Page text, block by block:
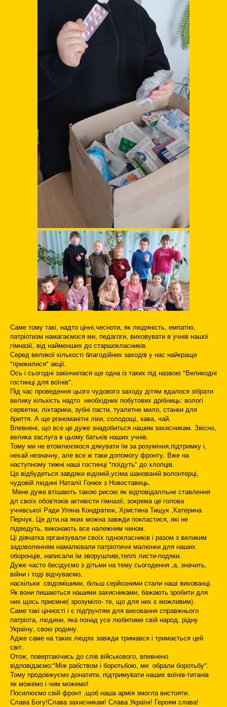
Саме тому такі, надто цінні,чесноти, як людяність, емпатію,
патріотизм намагаємося ми, педагоги, виховувати в учнів нашої
гімназії, від найменших до старшокласників.
Серед великої кількості благодійних заходів у нас найкраще
"прижилися" акції.
Ось і сьогодні закінчилася ще одна із таких під назвою "Великодні
гостинці для воїнів".
Під час проведення цього чудового заходу дітям вдалося зібрати
велику кількість надто необхідних побутових дрібниць: вологі
серветки, ліхтарики, зубні пасти, туалетне мило, станки для
бриття. А ще різноманітні ліки, солодощі, кава, чай.
Впевнені, що все це дуже знадобиться нашим захисникам. Звісно,
велика заслуга в цьому батьків наших учнів.
Тому ми не втомлюємося дякувати їм за розуміння,підтримку і,
нехай незначну, але все ж таки допомогу фронту. Вже на
наступному тижні наші гостинці "поїдуть" до хлопців.
Це відбудеться завдяки відомій,усіма шанованій волонтерці,
чудовій людині Наталії Гонюк з Новоставець.
Мене дуже втішають такою рисою як відповідалльне ставлення
дл своїх обов'язків активісти гімназії, зокрема це голова
учнівської Ради Уляна Кондратюк, Христина Тищук ,Катерина
Перчук. Це діти,на яких можна завжди покластися, які не
підведуть, виконають все належним чином.
Ці дівчатка організували своїх однокласників і разом з великим
задоволенням намалювали патріотичні малюнки для наших
оборонців, написали їм зворушливі,теплі листи-подяки.
Дуже часто бесідуємо з дітьми на тему сьогодення ,а, значить,
війни і тоді відчуваємо,
наскільки свідомішими, більш серйозними стали наші вихованці.
Як вони пишаються нашими захисниками, бажають зробити для
них щось приємне( зрозуміло- те, що для них є можливим).
Саме такі цінності і є підґрунтям для виховання справжнього
патріота, людини, яка понад усе любитиме свій народ, рідну
Україну, свою родину.
Адже саме на таких людях завжди тримався і тримається цей
світ.
Отож, повертаючись до слів військового, впевнено
відповідаємо:"Між рабством і боротьбою, ми обрали боротьбу".
Тому продовжуємо донатити, підтримувати наших воїнів-титанів
як можемо і чим можемо!
Посилюємо свій фронт ,щоб наша армія змогла вистояти.
Слава Богу!Слава захисникам! Слава Україні! Героям слава!